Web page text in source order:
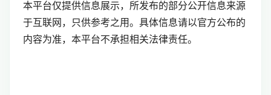
本平台仅提供信息展示，所发布的部分公开信息来源
于互联网，只供参考之用。具体信息请以官方公布的
内容为准，本平台不承担相关法律责任。